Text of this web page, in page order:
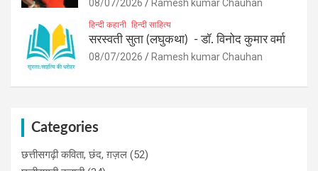
08/07/2026 Ramesh kumar Chauhan
हिन्दी कहानी हिन्दी साहित्य
सरस्वती सुता (लघुकथा) ​- डॉ. विनोद कुमार वर्मा
08/07/2026 Ramesh kumar Chauhan
Categories
छत्तीसगढ़ी कविता, छंद, ग़ज़ल (52)